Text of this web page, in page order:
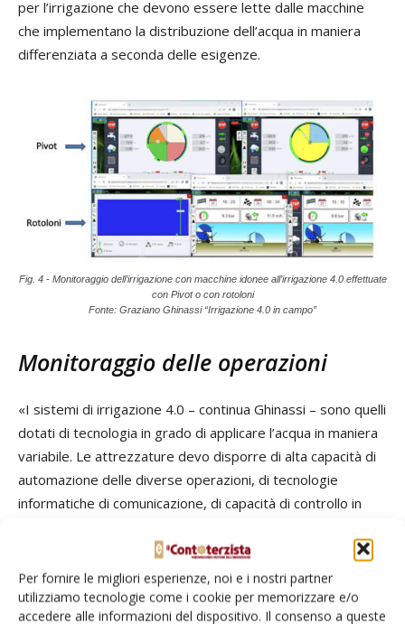
Per fornire le migliori esperienze, noi e i nostri partner
utilizziamo tecnologie come i cookie per memorizzare e/o
accedere alle informazioni del dispositivo. Il consenso a queste
per l’irrigazione che devono essere lette dalle macchine
che implementano la distribuzione dell’acqua in maniera
differenziata a seconda delle esigenze.
Fig. 4 - Monitoraggio dell’irrigazione con macchine idonee all’irrigazione 4.0 effettuate
con Pivot o con rotoloni
Fonte: Graziano Ghinassi “Irrigazione 4.0 in campo”
Monitoraggio delle operazioni
«I sistemi di irrigazione 4.0 – continua Ghinassi – sono quelli
dotati di tecnologia in grado di applicare l’acqua in maniera
variabile. Le attrezzature devo disporre di alta capacità di
automazione delle diverse operazioni, di tecnologie
informatiche di comunicazione, di capacità di controllo in
operazioni, e di capacità dei calcoli dei costi di irrigazione
per ogni unità produttiva.